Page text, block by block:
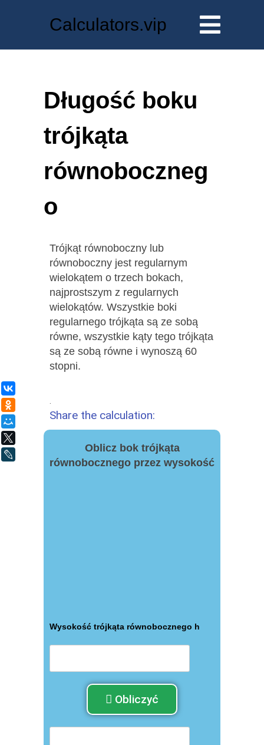
Calculators.vip
Długość boku
trójkąta
równoboczneg
o
Trójkąt równoboczny lub
równoboczny jest regularnym
wielokątem o trzech bokach,
najprostszym z regularnych
wielokątów. Wszystkie boki
regularnego trójkąta są ze sobą
równe, wszystkie kąty tego trójkąta
są ze sobą równe i wynoszą 60
stopni.
Share the calculation:
Oblicz bok trójkąta
równobocznego przez wysokość
Wysokość trójkąta równobocznego h
Obliczyć
Одноклассники
Мой Мир